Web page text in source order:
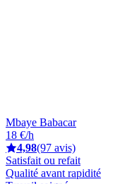
Mbaye Babacar
18 €/h
4,98(97 avis)
Satisfait ou refait
Qualité avant rapidité